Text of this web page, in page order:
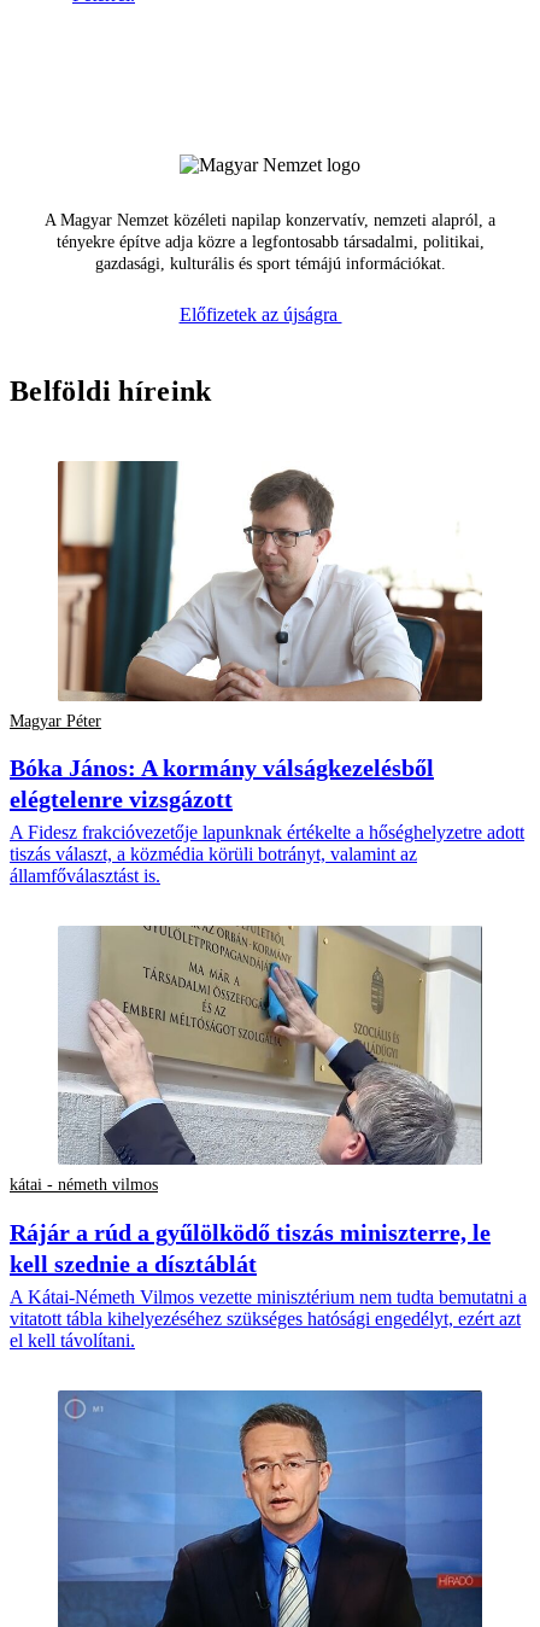
A Magyar Nemzet közéleti napilap konzervatív, nemzeti alapról, a
tényekre építve adja közre a legfontosabb társadalmi, politikai,
gazdasági, kulturális és sport témájú információkat.
Előfizetek az újságra
Belföldi híreink
Magyar Péter
Bóka János: A kormány válságkezelésből
elégtelenre vizsgázott
A Fidesz frakcióvezetője lapunknak értékelte a hőséghelyzetre adott
tiszás választ, a közmédia körüli botrányt, valamint az
államfőválasztást is.
kátai - németh vilmos
Rájár a rúd a gyűlölködő tiszás miniszterre, le
kell szednie a dísztáblát
A Kátai-Németh Vilmos vezette minisztérium nem tudta bemutatni a
vitatott tábla kihelyezéséhez szükséges hatósági engedélyt, ezért azt
el kell távolítani.